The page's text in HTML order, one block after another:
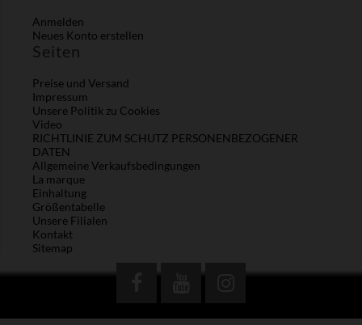
Anmelden
Neues Konto erstellen
Seiten
Preise und Versand
Impressum
Unsere Politik zu Cookies
Video
RICHTLINIE ZUM SCHUTZ PERSONENBEZOGENER
DATEN
Allgemeine Verkaufsbedingungen
La marque
Einhaltung
Größentabelle
Unsere Filialen
Kontakt
Sitemap